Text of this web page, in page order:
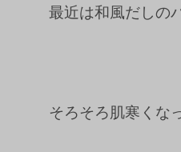
最近は和風だしの
そろそろ肌寒くな